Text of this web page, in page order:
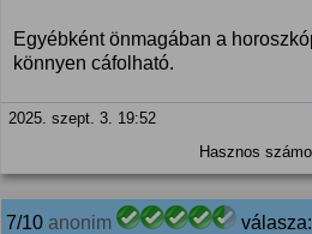
Egyébként önmagában a
könnyen cáfolható.
2025. szept. 3. 19:52
Hasznos
7/10 anonim válasza: